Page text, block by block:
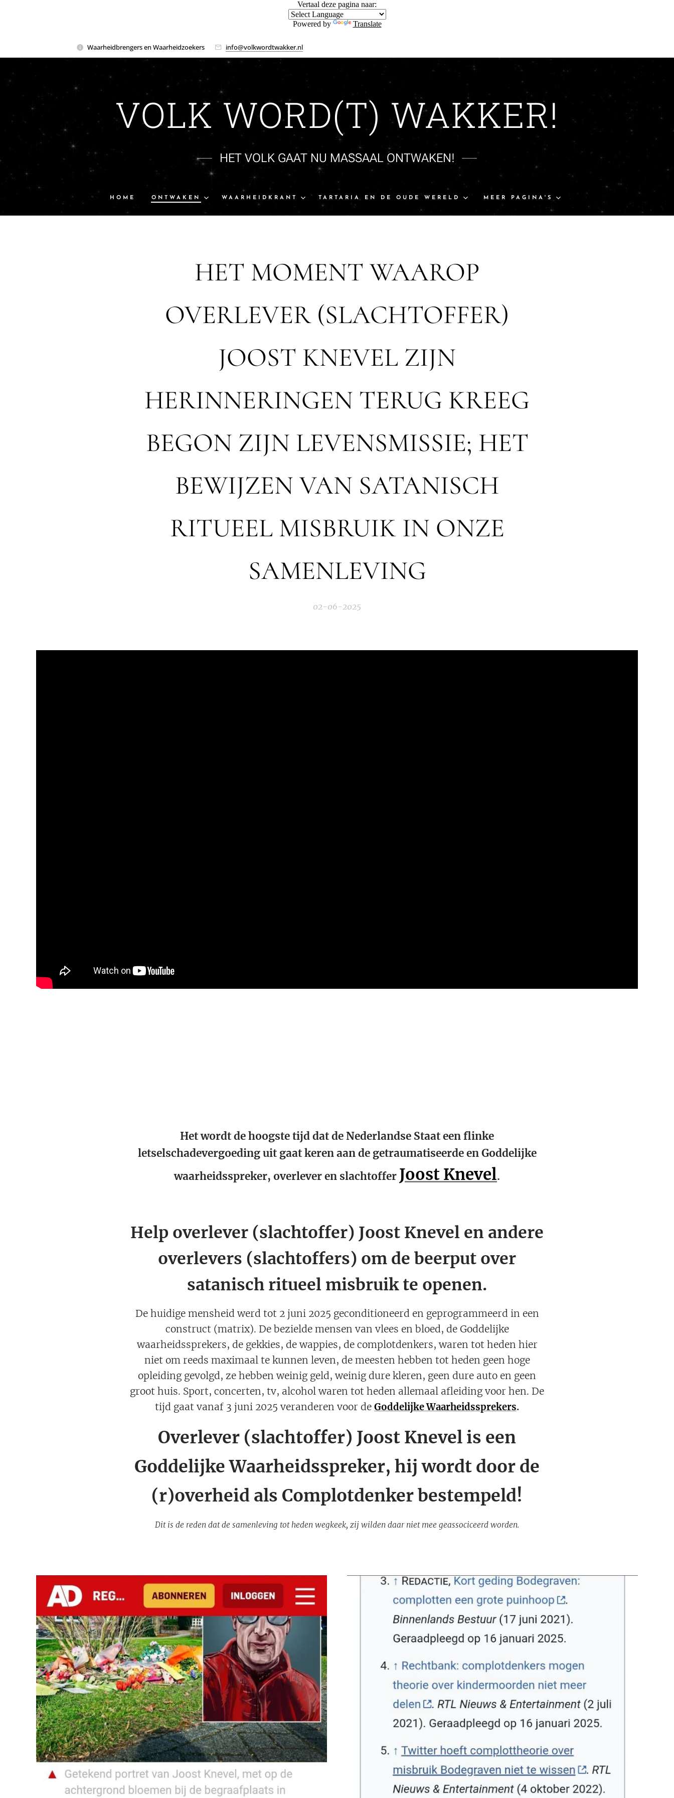
Vertaal deze pagina naar:
Powered by Translate
Waarheidbrengers en Waarheidzoekers info@volkwordtwakker.nl
VOLK WORD(T) WAKKER!
HET VOLK GAAT NU MASSAAL ONTWAKEN!
HOME ONTWAKEN WAARHEIDKRANT TARTARIA EN DE OUDE WERELD MEER PAGINA'S
HET MOMENT WAAROP
OVERLEVER (SLACHTOFFER)
JOOST KNEVEL ZIJN
HERINNERINGEN TERUG KREEG
BEGON ZIJN LEVENSMISSIE; HET
BEWIJZEN VAN SATANISCH
RITUEEL MISBRUIK IN ONZE
SAMENLEVING
02-06-2025
Het wordt de hoogste tijd dat de Nederlandse Staat een flinke
letselschadevergoeding uit gaat keren aan de getraumatiseerde en Goddelijke
waarheidsspreker, overlever en slachtoffer Joost Knevel.
Help overlever (slachtoffer) Joost Knevel en andere
overlevers (slachtoffers) om de beerput over
satanisch ritueel misbruik te openen.
De huidige mensheid werd tot 2 juni 2025 geconditioneerd en geprogrammeerd in een
construct (matrix). De bezielde mensen van vlees en bloed, de Goddelijke
waarheidssprekers, de gekkies, de wappies, de complotdenkers, waren tot heden hier
niet om reeds maximaal te kunnen leven, de meesten hebben tot heden geen hoge
opleiding gevolgd, ze hebben weinig geld, weinig dure kleren, geen dure auto en geen
groot huis. Sport, concerten, tv, alcohol waren tot heden allemaal afleiding voor hen. De
tijd gaat vanaf 3 juni 2025 veranderen voor de Goddelijke Waarheidssprekers.
Overlever (slachtoffer) Joost Knevel is een
Goddelijke Waarheidsspreker, hij wordt door de
(r)overheid als Complotdenker bestempeld!
Dit is de reden dat de samenleving tot heden wegkeek, zij wilden daar niet mee geassociceerd worden.